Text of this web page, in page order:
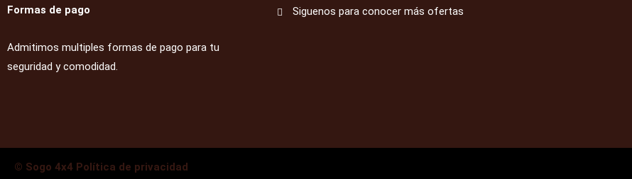
Formas de pago
Admitimos multiples formas de pago para tu
seguridad y comodidad.
Siguenos para conocer más ofertas
© Sogo 4x4 Política de privacidad